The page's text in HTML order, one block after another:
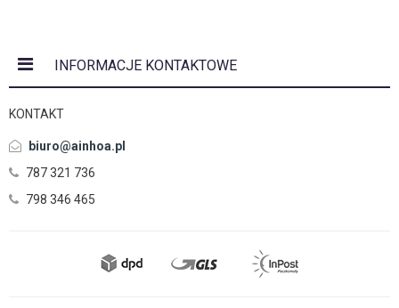
INFORMACJE KONTAKTOWE
KONTAKT
biuro@ainhoa.pl
787 321 736
798 346 465